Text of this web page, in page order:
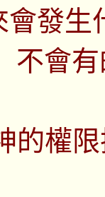
發生
不會
的權